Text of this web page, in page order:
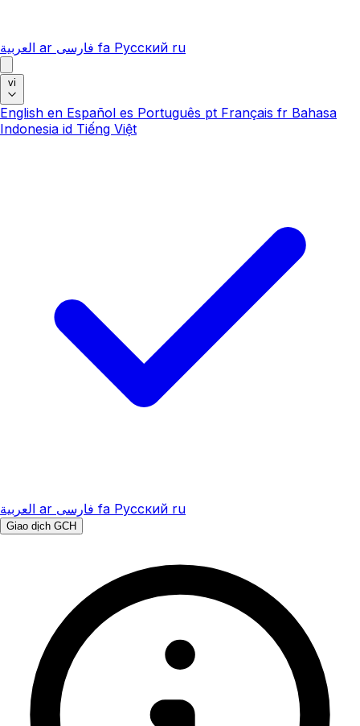
العربية ar فارسی fa Русский ru
vi
English en Español es Português pt Français fr Bahasa
Indonesia id Tiếng Việt
العربية ar فارسی fa Русский ru
Giao dịch GCH